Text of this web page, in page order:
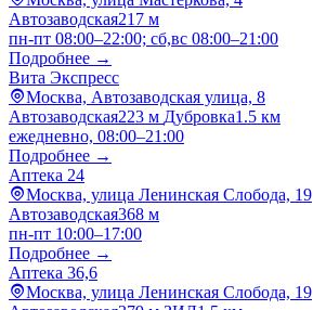
Автозаводская217 м
пн-пт 08:00–22:00; сб,вс 08:00–21:00
Подробнее →
Вита Экспресс
Москва, Автозаводская улица, 8
Автозаводская223 м Дубровка1.5 км
ежедневно, 08:00–21:00
Подробнее →
Аптека 24
Москва, улица Ленинская Слобода, 19
Автозаводская368 м
пн-пт 10:00–17:00
Подробнее →
Аптека 36,6
Москва, улица Ленинская Слобода, 19